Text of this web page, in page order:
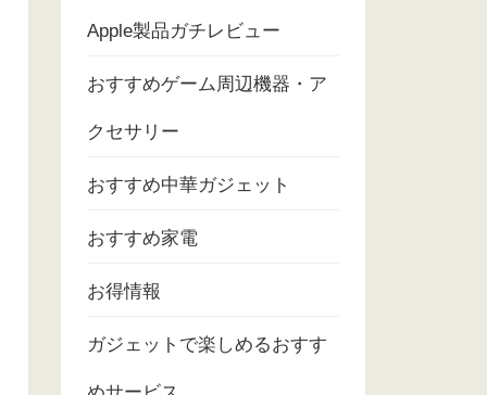
Apple製品ガチレビュー
おすすめゲーム周辺機器・ア
クセサリー
おすすめ中華ガジェット
おすすめ家電
お得情報
ガジェットで楽しめるおすす